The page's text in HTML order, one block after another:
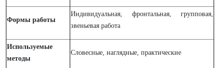
Формы работы
Индивидуальная, фронтальная, групповая,
звеньевая работа
Используемые
методы
Словесные, наглядные, практические